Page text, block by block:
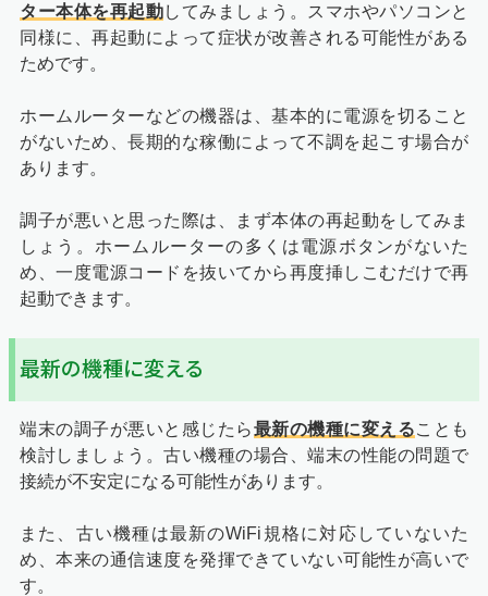
ター本体を再起動してみましょう。スマホやパソコンと
同様に、再起動によって症状が改善される可能性がある
ためです。
ホームルーターなどの機器は、基本的に電源を切ること
がないため、長期的な稼働によって不調を起こす場合が
あります。
調子が悪いと思った際は、まず本体の再起動をしてみま
しょう。ホームルーターの多くは電源ボタンがないた
め、一度電源コードを抜いてから再度挿しこむだけで再
起動できます。
最新の機種に変える
端末の調子が悪いと感じたら最新の機種に変えることも
検討しましょう。古い機種の場合、端末の性能の問題で
接続が不安定になる可能性があります。
また、古い機種は最新のWiFi規格に対応していないた
め、本来の通信速度を発揮できていない可能性が高いで
す。